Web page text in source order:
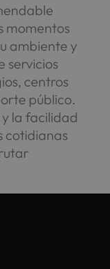
momentos
ambiente y
servicios
centros
público.
la facilidad
cotidianas